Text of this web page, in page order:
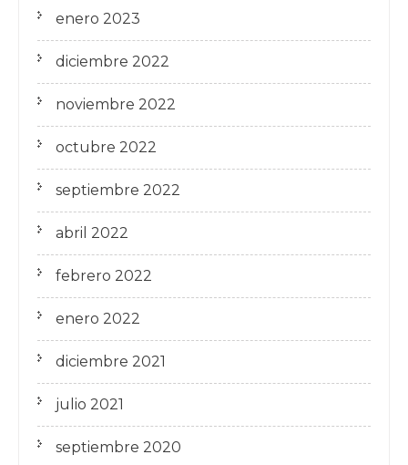
enero 2023
diciembre 2022
noviembre 2022
octubre 2022
septiembre 2022
abril 2022
febrero 2022
enero 2022
diciembre 2021
julio 2021
septiembre 2020